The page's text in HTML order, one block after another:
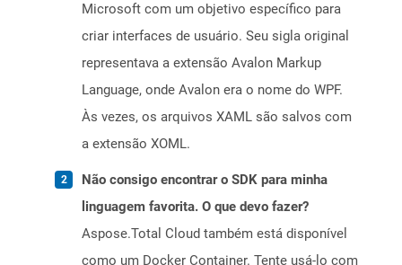
Microsoft com um objetivo específico para
criar interfaces de usuário. Seu sigla original
representava a extensão Avalon Markup
Language, onde Avalon era o nome do WPF.
Às vezes, os arquivos XAML são salvos com
a extensão XOML.
Não consigo encontrar o SDK para minha
linguagem favorita. O que devo fazer?
Aspose.Total Cloud também está disponível
como um Docker Container. Tente usá-lo com